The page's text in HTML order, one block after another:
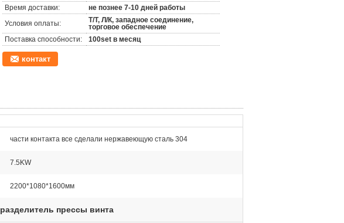
Время доставки:
не познее 7-10 дней работы
Условия оплаты:
Т/Т, Л/К, западное соединение,
торговое обеспечение
Поставка способности:
100set в месяц
контакт
части контакта все сделали нержавеющую сталь 304
7.5KW
2200*1080*1600мм
разделитель прессы винта